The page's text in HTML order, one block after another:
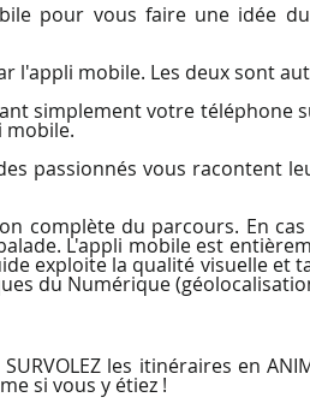
pour vous faire une idée
l'appli mobile. Les deux sont
simplement votre
mobile.
des passionnés vous racontent
complète du parcours. En
L'appli mobile est
exploite la qualité visuelle et
du Numérique
les itinéraires en
si vous y étiez !